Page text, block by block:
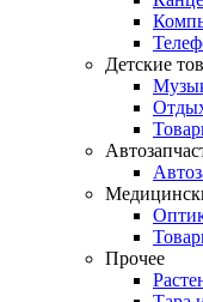
Детские
Прочее